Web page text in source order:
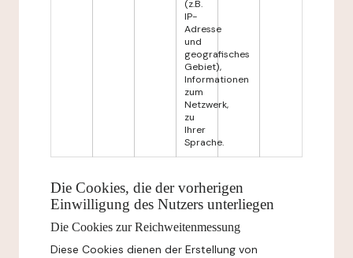
(z.B.
IP-
Adresse
und
geografisches
Gebiet),
Informationen
zum
Netzwerk,
zu
Ihrer
Sprache.
Die Cookies, die der vorherigen
Einwilligung des Nutzers unterliegen
Die Cookies zur Reichweitenmessung
Diese Cookies dienen der Erstellung von